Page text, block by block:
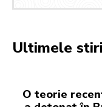
Ultimele stiri
O teorie